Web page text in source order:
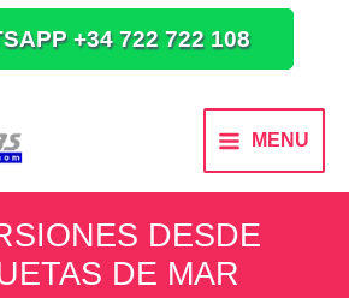
+34 722 722 108
MENU
DESDE
DE MAR